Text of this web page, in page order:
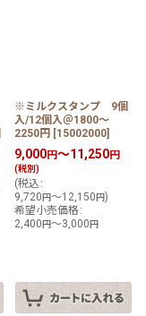
※ミルクスタンプ 9個
入/12個入＠1800〜
2250円 [15002000]
9,000円～11,250円
(税別)
(税込 :
9,720円～12,150円)
希望小売価格 :
2,400円～3,000円